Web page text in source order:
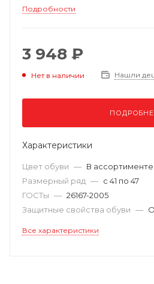
Подробности
3 948 ₽
Нет в наличии Нашли
Характеристики
Цвет обуви — В ассортименте
Размерный ряд — с 41 по 47
ГОСТы — 26167-2005
Защитные свойства обуви —
Все характеристики